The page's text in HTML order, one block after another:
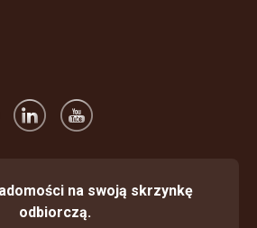
na swoją skrzynkę
odbiorczą.